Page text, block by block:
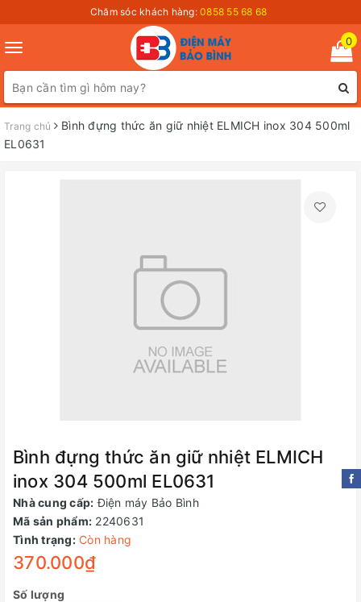
Chăm sóc khách hàng: 0858 55 68 68
Toggle
navigation
0
Trang chủ
Bình đựng thức ăn giữ nhiệt ELMICH inox 304 500ml
EL0631
Bình đựng thức ăn giữ nhiệt ELMICH
inox 304 500ml EL0631
Nhà cung cấp: Điện máy Bảo Bình
Mã sản phẩm: 2240631
Tình trạng: Còn hàng
370.000₫
Số lượng